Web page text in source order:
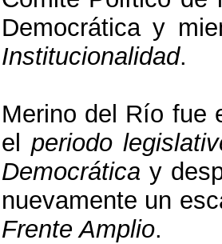
Democrática y
Institucionalidad.
Merino del Río fue
el periodo
Democráticay
nuevamente un
Frente Amplio.